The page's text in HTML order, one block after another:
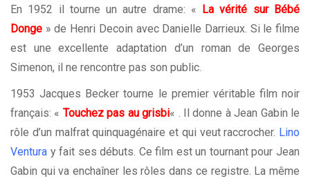
En 1952 il tourne un autre drame: «
La vérité sur Bébé
Donge » de Henri Decoin avec Danielle Darrieux. Si le filme
est une excellente adaptation d’un roman de Georges
Simenon, il ne rencontre pas son public.
1953 Jacques Becker tourne le premier véritable film noir
français: « Touchez pas au grisbi« . Il donne à Jean Gabin le
rôle d’un malfrat quinquagénaire et qui veut raccrocher. Lino
Ventura y fait ses débuts. Ce film est un tournant pour Jean
Gabin qui va enchaîner les rôles dans ce registre. La même